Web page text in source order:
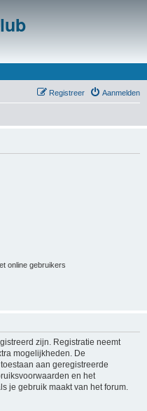
Aanmelden
Registreer
online gebruikers
zijn. Registratie neemt
mogelijkheden. De
aan geregistreerde
en het
je gebruik maakt van het forum.